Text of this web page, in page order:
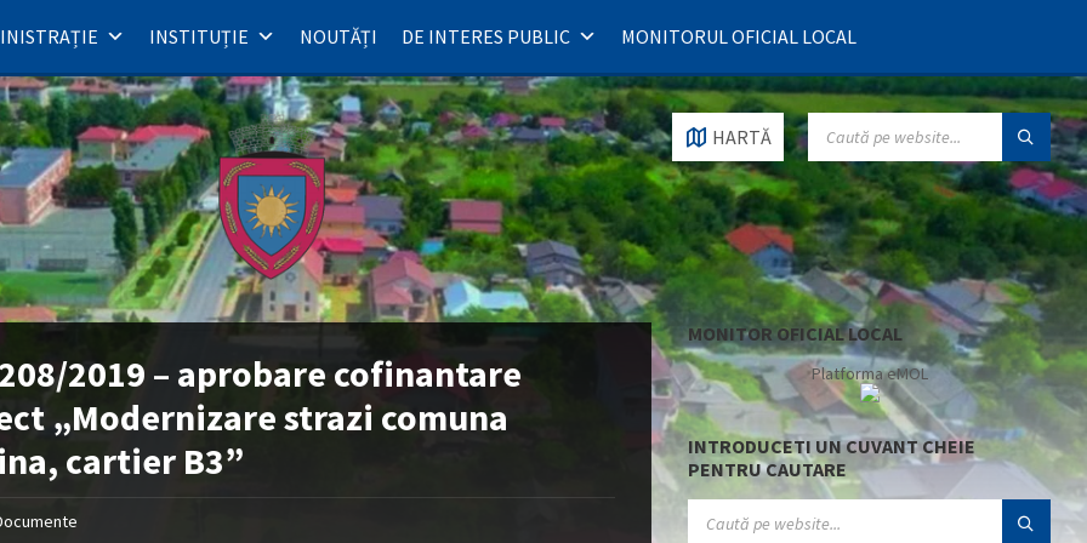
INSTITUȚIE NOUTĂȚI DE INTERES PUBLIC MONITORUL OFICIAL LOCAL
HARTĂ
SEARCH:
2019 – aprobare cofinantare
„Modernizare strazi comuna
cartier B3”
MONITOR OFICIAL LOCAL
Platforma eMOL
INTRODUCETI UN CUVANT CHEIE
PENTRU CAUTARE